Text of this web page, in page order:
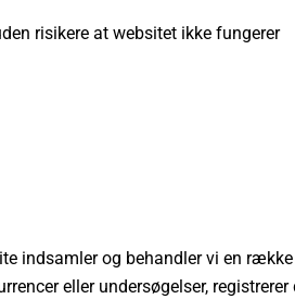
risikere at websitet ikke fungerer
indsamler og behandler vi en række
eller undersøgelser, registrerer